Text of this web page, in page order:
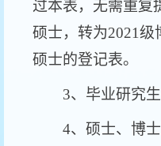
过本表，无需重复
硕士，转为2021级
硕士的登记表。
3、毕业研究
4、硕士、博